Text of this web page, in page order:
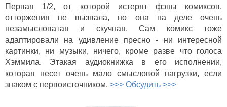
Первая 1/2, от которой истерят фэны комиксов,
отторжения не вызвала, но она на деле очень
незамысловатая и скучная. Сам комикс тоже
адаптировали на удивление пресно - ни интересной
картинки, ни музыки, ничего, кроме разве что голоса
Хэммила. Этакая аудиокнижка в его исполнении,
которая несет очень мало смысловой нагрузки, если
знаком с первоисточником. >>> Обсудить >>>